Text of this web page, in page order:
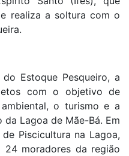
realiza a soltura com o
Estoque Pesqueiro, a
com o objetivo de
o turismo e a
Lagoa de Mãe-Bá. Em
Piscicultura na Lagoa,
24 moradores da região